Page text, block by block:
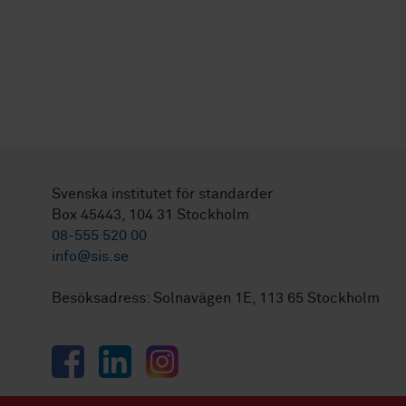
Svenska institutet för standarder
Box 45443, 104 31 Stockholm
08-555 520 00
info@sis.se
Besöksadress: Solnavägen 1E, 113 65 Stockholm
FacebookLinkedInInstagram